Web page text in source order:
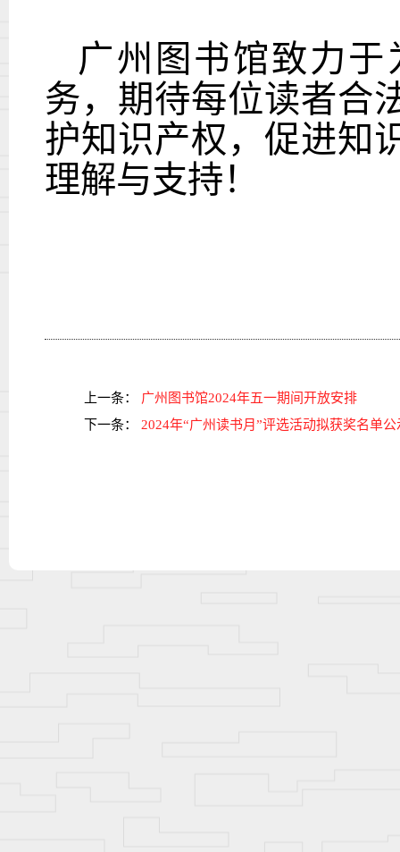
广州图书馆致力
务，期待每位读者合
护知识产权，促进知
理解与支持！
上一条：
广州图书馆2024年五一期间开放安排
下一条：
2024年“广州读书月”评选活动拟获奖名单公